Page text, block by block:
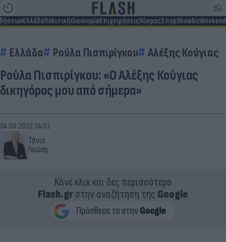
ΕλλάδαΠολιτικήΟικονομίαΕπιχειρήσειςΚόσμοςΣπορShowbizWeekend
Ελλάδα Ρούλα Πισπιρίγκου Αλέξης Κούγιας
Ρούλα Πισπιρίγκου: «Ο Αλέξης Κούγιας
δικηγόρος μου από σήμερα»
Τάνια
Γκιώση
24.08.2022 14:01
Κάνε κλικ και δες περισσότερο
Flash.grστην αναζήτηση της Google